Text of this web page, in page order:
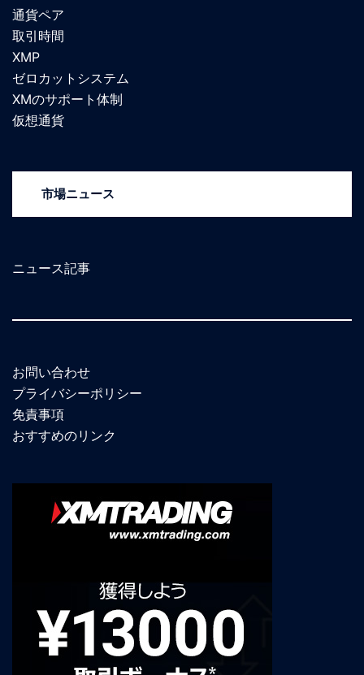
通貨ペア
取引時間
XMP
ゼロカットシステム
XMのサポート体制
仮想通貨
市場ニュース
ニュース記事
お問い合わせ
プライバシーポリシー
免責事項
おすすめのリンク